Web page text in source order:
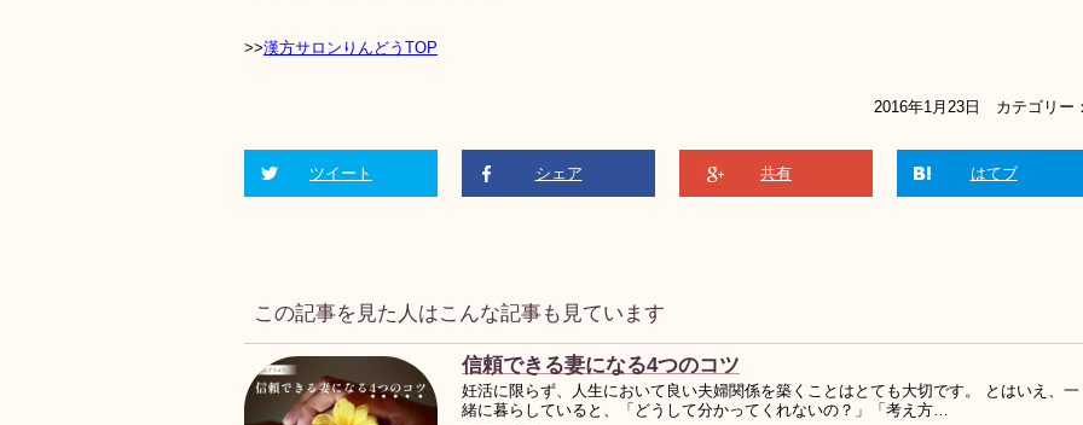
>>漢方サロンりんどうTOP
2016年1月23日 カテゴリー
ツイート シェア 共有 はてブ
この記事を見た人はこんな記事も見ています
信頼できる妻になる4つのコツ
妊活に限らず、人生において良い夫婦関係を築くことはとても大切です。 とはいえ、一
緒に暮らしていると、「どうして分かってくれないの？」「考え方…